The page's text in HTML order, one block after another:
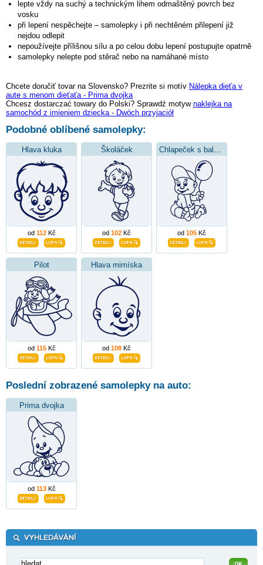
lepte vždy na suchý a technickým lihem odmaštěný povrch bez
vosku
při lepení nespěchejte – samolepky i při nechtěném přilepení již
nejdou odlepit
nepoužívejte přílišnou sílu a po celou dobu lepení postupujte opatrně
samolepky nelepte pod stěrač nebo na namáhané místo
Chcete doručiť tovar na Slovensko? Prezrite si motív Nálepka dieťa v
aute s menom dieťaťa - Prima dvojka
Chcesz dostarczać towary do Polski? Sprawdź motyw naklejka na
samochód z imieniem dziecka - Dwóch przyjaciół
Podobné oblíbené samolepky:
Hlava kluka
od 112Kč
Školáček
od 102 Kč od 105 Kč
Pilot
od 115Kč
Hlava mimíska
od 108 Kč
Poslední zobrazené samolepky na auto:
Prima dvojka
od 113Kč